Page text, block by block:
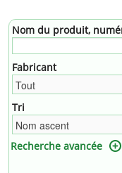
Nom du produit,
Fabricant
Tri
Recherche avancée